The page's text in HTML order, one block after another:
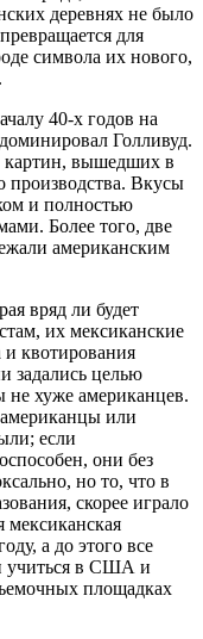
деревнях не было
для
символа их нового,
40-х годов на
Голливуд.
картин, вышедших в
производства. Вкусы
и полностью
Более того, две
американским
вряд ли будет
их мексиканские
и квотирования
задались целью
не хуже американцев.
или
если
они без
но то, что в
скорее играло
мексиканская
а до этого все
учиться в США и
площадках